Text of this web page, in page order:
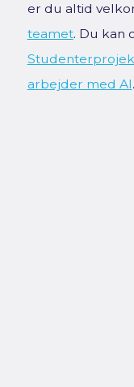
er du altid
teamet. Du kan
arbejder med AI.